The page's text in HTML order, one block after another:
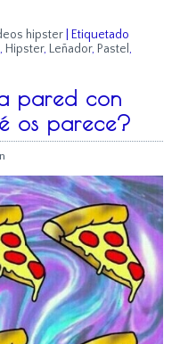
hipster
Etiquetado
, Hipster, Leñador, Pastel ,
pared con
os parece?